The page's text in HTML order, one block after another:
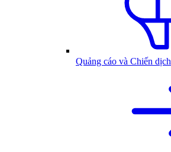
Quảng cáo và Chiến dịch